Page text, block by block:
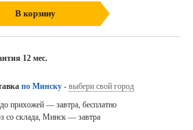
В корзину
12 мес.
по Минску- выбери свой город
прихожей — завтра, бесплатно
со склада, Минск — завтра